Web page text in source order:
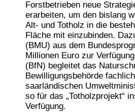
Forstbetrieben neue
erarbeiten, um den bislang
Alt- und Totholz in die
Fläche mit einzubinden.
(BMU) aus dem
Millionen Euro zur
(BfN) begleitet das
Bewilligungsbehörde
saarländischen
so für das „Totholzprojekt“
Verfügung.